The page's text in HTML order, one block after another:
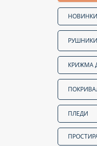
НОВИНКИ
РУШНИКИ
КРИЖМА
ПЛЕДИ